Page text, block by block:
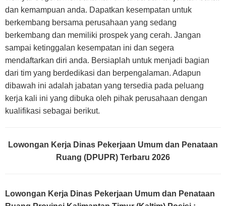
dan kemampuan anda. Dapatkan kesempatan untuk
berkembang bersama perusahaan yang sedang
berkembang dan memiliki prospek yang cerah. Jangan
sampai ketinggalan kesempatan ini dan segera
mendaftarkan diri anda. Bersiaplah untuk menjadi bagian
dari tim yang berdedikasi dan berpengalaman. Adapun
dibawah ini adalah jabatan yang tersedia pada peluang
kerja kali ini yang dibuka oleh pihak perusahaan dengan
kualifikasi sebagai berikut.
Lowongan Kerja Dinas Pekerjaan Umum dan Penataan
Ruang (DPUPR) Terbaru 2026
Lowongan Kerja Dinas Pekerjaan Umum dan Penataan